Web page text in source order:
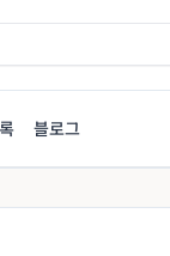
블로그